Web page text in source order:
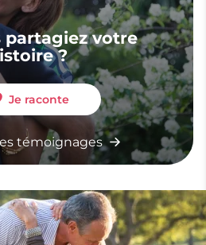
partagiez votre
?
Je raconte
témoignages